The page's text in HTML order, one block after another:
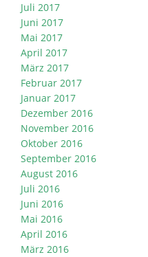
Juli 2017
Juni 2017
Mai 2017
April 2017
März 2017
Februar 2017
Januar 2017
Dezember 2016
November 2016
Oktober 2016
September 2016
August 2016
Juli 2016
Juni 2016
Mai 2016
April 2016
März 2016